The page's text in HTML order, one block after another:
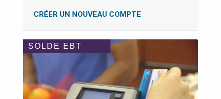
CRÉER UN NOUVEAU COMPTE
SOLDE EBT